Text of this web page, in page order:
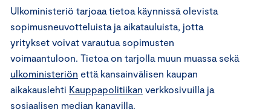
Ulkoministeriö tarjoaa tietoa käynnissä olevista
sopimusneuvotteluista ja aikatauluista, jotta
yritykset voivat varautua sopimusten
voimaantuloon. Tietoa on tarjolla muun muassa sekä
ulkoministeriön että kansainvälisen kaupan
aikakauslehti Kauppapolitiikan verkkosivuilla ja
sosiaalisen median kanavilla.